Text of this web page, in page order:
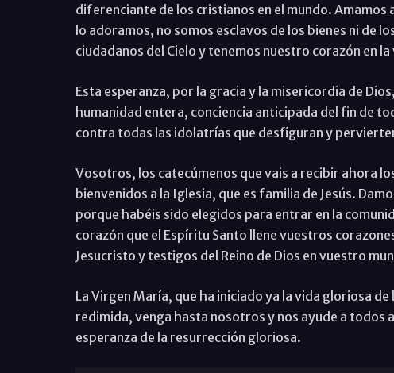
diferenciante de los cristianos en el mundo. Amamos
lo adoramos, no somos esclavos de los bienes ni de
ciudadanos del Cielo y tenemos nuestro corazón en
Esta esperanza, por la gracia y la misericordia de
humanidad entera, conciencia anticipada del fin de
contra todas las idolatrías que desfiguran y
Vosotros, los catecúmenos que vais a recibir ahora
bienvenidos a la Iglesia, que es familia de Jesús.
porque habéis sido elegidos para entrar en la
corazón que el Espíritu Santo llene vuestros
Jesucristo y testigos del Reino de Dios en vuestro
La Virgen María, que ha iniciado ya la vida gloriosa
redimida, venga hasta nosotros y nos ayude a todos
esperanza de la resurrección gloriosa.